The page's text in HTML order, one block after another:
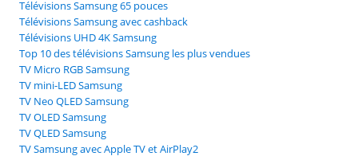
Télévisions Samsung 65 pouces
Télévisions Samsung avec cashback
Télévisions UHD 4K Samsung
Top 10 des télévisions Samsung les plus vendues
TV Micro RGB Samsung
TV mini-LED Samsung
TV Neo QLED Samsung
TV OLED Samsung
TV QLED Samsung
TV Samsung avec Apple TV et AirPlay2